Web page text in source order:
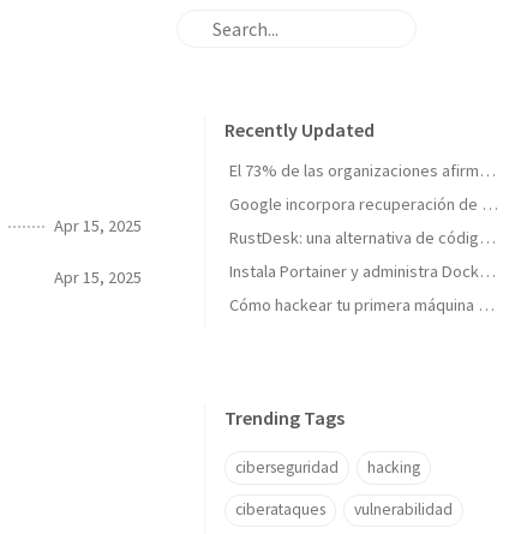
Apr 15, 2025
Apr 15, 2025
Recently Updated
El 73% de las organizaciones afirma no estar totalmente preparada para un ciberataque importante
Google incorpora recuperación de cuentas con vídeo selfie: así funciona la nueva verificación de identidad
RustDesk: una alternativa de código abierto para el acceso remoto seguro
Instala Portainer y administra Docker desde una interfaz web
Cómo hackear tu primera máquina en Hack The Box: Meow paso a paso
Trending Tags
ciberseguridad hacking
ciberataques vulnerabilidad